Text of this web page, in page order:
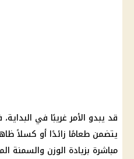
قد يبدو الأمر غريبًا في
يتضمن طعامًا زائدًا أو كسلاً
مباشرة بزيادة الوزن والسمنة